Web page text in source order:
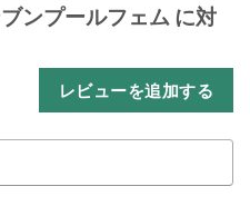
ンプールフェム に対
レビューを追加する